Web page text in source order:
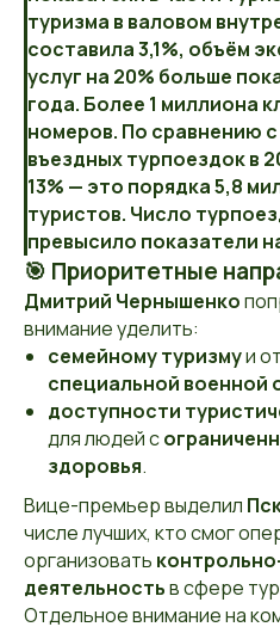
туризма в валовом
составила 3,1%, объём
услуг на 20% больше
года. Более 1 миллиона
номеров. По сравнению
въездных турпоездок в
13% — это порядка 5,8
туристов. Число
превысило показатели
🎯 Приоритетные
Дмитрий Чернышенко
внимание уделить:
семейному туризмуи
специальной военной
доступности
для людей с
здоровья.
Вице-премьер выделил
числе лучших, кто смог
организовать
деятельностьв сфере
Отдельное внимание на